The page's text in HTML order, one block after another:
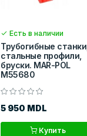
Есть в наличии
Трубогибные станки,
стальные профили,
бруски. MAR-POL
M55680
5 950 MDL
Купить